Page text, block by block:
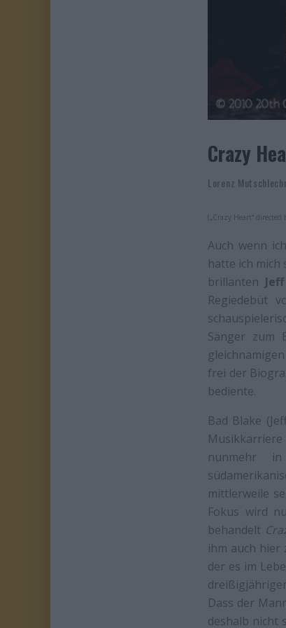
Crazy
Lorenz
(„Crazy Heart“ directed
Auch wenn
hatte ich mich
brillanten
Regiedebüt
Sänger zum
frei der
bediente.
Bad Blake
nunmehr
mittlerweile
Fokus wird
behandelt
ihm auch hier
der es im
Dass der
deshalb nicht